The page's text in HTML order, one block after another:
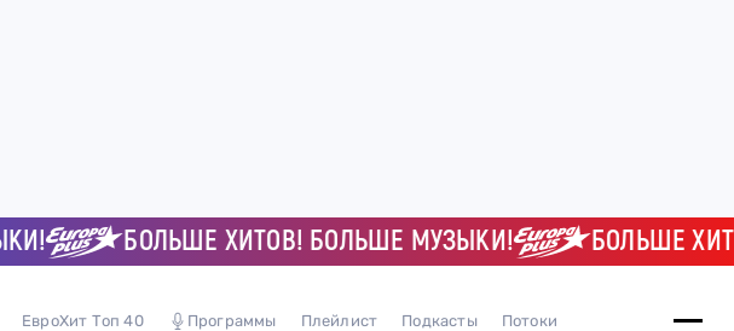
БОЛЬШЕ ХИТОВ! БОЛЬШЕ МУЗЫКИ! БОЛЬШЕ ХИТОВ!
ЕвроХит Топ 40 Программы Плейлист Подкасты Потоки